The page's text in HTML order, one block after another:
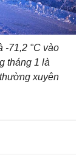
-71,2 °C vào
tháng 1 là
xuyên